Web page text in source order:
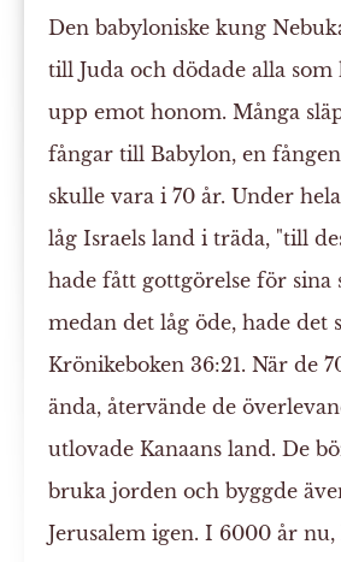
Den babyloniske kung
till Juda och dödade alla som
upp emot honom. Många
fångar till Babylon, en
skulle vara i 70 år. Under
låg Israels land i träda, "till
hade fått gottgörelse för sina
medan det låg öde, hade det
Krönikeboken 36:21. När de
ända, återvände de
utlovade Kanaans land. De
bruka jorden och byggde
Jerusalem igen. I 6000 år nu,